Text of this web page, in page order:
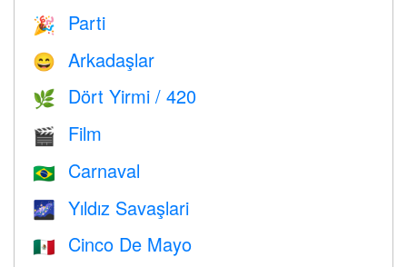
🎉 Parti
😄 Arkadaşlar
🌿 Dört Yirmi / 420
🎬 Film
🇧🇷 Carnaval
🌌 Yıldız Savaşlari
🇲🇽 Cinco De Mayo